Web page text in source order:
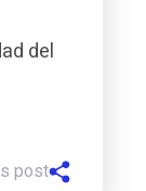
del
post